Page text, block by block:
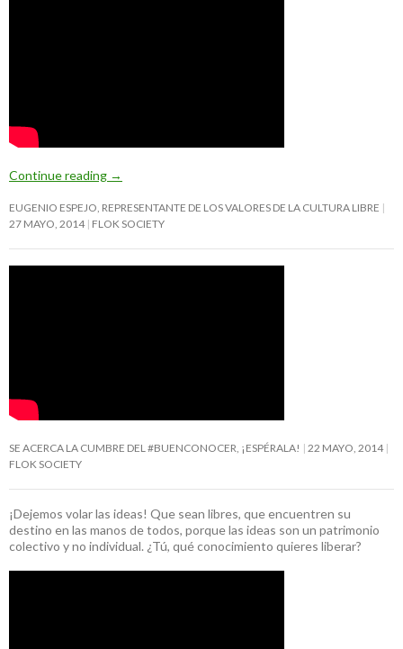
Continue reading →
EUGENIO ESPEJO, REPRESENTANTE DE LOS VALORES DE LA CULTURA LIBRE
27 MAYO, 2014 FLOK SOCIETY
SE ACERCA LA CUMBRE DEL #BUENCONOCER, ¡ESPÉRALA!
22 MAYO, 2014
FLOK SOCIETY
¡Dejemos volar las ideas! Que sean libres, que encuentren su
destino en las manos de todos, porque las ideas son un patrimonio
colectivo y no individual. ¿Tú, qué conocimiento quieres liberar?